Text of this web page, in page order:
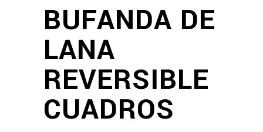
BUFANDA DE
LANA
REVERSIBLE
CUADROS